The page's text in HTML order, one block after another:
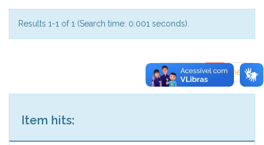
Results 1-1 of 1 (Search time: 0.001 seconds).
previous 1 next
Item hits: